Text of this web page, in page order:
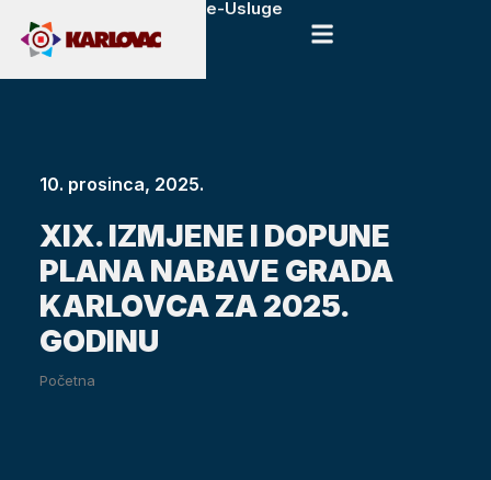
e-Usluge
10. prosinca, 2025.
XIX. IZMJENE I DOPUNE
PLANA NABAVE GRADA
KARLOVCA ZA 2025.
GODINU
Početna